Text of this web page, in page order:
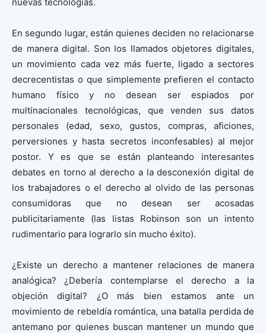
En segundo lugar, están quienes deciden no relacionarse
de manera digital. Son los llamados objetores digitales,
un movimiento cada vez más fuerte, ligado a sectores
decrecentistas o que simplemente prefieren el contacto
humano físico y no desean ser espiados por
multinacionales tecnológicas, que venden sus datos
personales (edad, sexo, gustos, compras, aficiones,
perversiones y hasta secretos inconfesables) al mejor
postor. Y es que se están planteando interesantes
debates en torno al derecho a la desconexión digital de
los trabajadores o el derecho al olvido de las personas
consumidoras que no desean ser acosadas
publicitariamente (las listas Robinson son un intento
rudimentario para lograrlo sin mucho éxito).
¿Existe un derecho a mantener relaciones de manera
analógica? ¿Debería contemplarse el derecho a la
objeción digital? ¿O más bien estamos ante un
movimiento de rebeldía romántica, una batalla perdida de
antemano por quienes buscan mantener un mundo que